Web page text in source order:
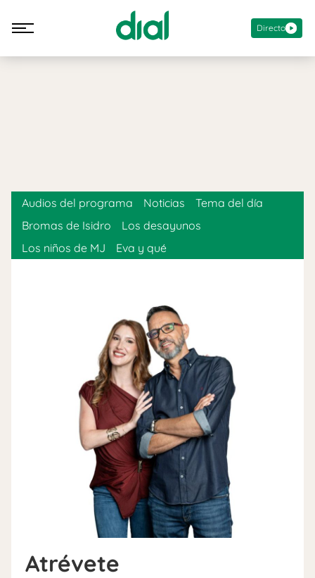
Directo
Atrévete
Audios del programa Noticias
Tema del día
Bromas de Isidro
Los desayunos
Los niños de MJ
Eva y qué